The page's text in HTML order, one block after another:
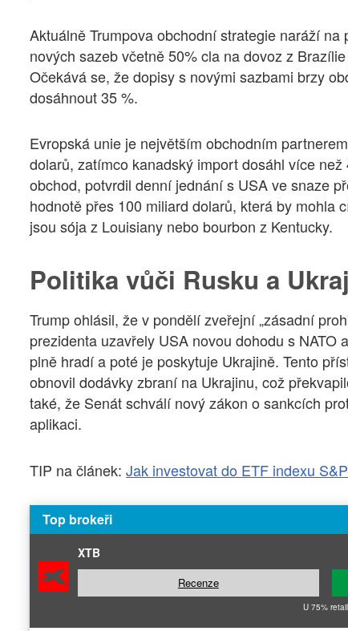
Aktuálně Trumpova obchodní strategie naráží
nových sazeb včetně 50% cla na dovoz z
Očekává se, že dopisy s novými sazbami brzy
dosáhnout 35 %.
Evropská unie je největším obchodním
dolarů, zatímco kanadský import dosáhl více
obchod, potvrdil denní jednání s USA ve snaze
hodnotě přes 100 miliard dolarů, která by mohla
jsou sója z Louisiany nebo bourbon z Kentucky.
Politika vůči Rusku a
Trump ohlásil, že v pondělí zveřejní „zásadní
prezidenta uzavřely USA novou dohodu s
plně hradí a poté je poskytuje Ukrajině. Tento
obnovil dodávky zbraní na Ukrajinu, což
také, že Senát schválí nový zákon o sankcích
aplikaci.
TIP na článek: Jak investovat do ETF indexu
Top brokeři
XTB
Recenze
U 75%